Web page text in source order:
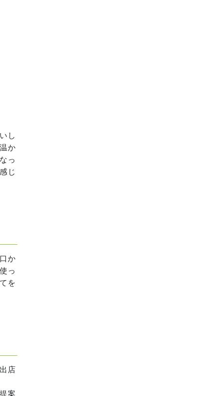
し
か
っ
じ
か
っ
を
店
案